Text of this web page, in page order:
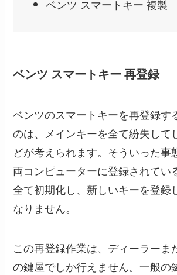
ベンツ スマートキー 複製
ベンツ スマートキー 再登録
ベンツのスマートキーを再登録す
のは、メインキーを全て紛失して
どが考えられます。そういった事
両コンピューターに登録されてい
全て初期化し、新しいキーを登録
なりません。
この再登録作業は、ディーラーま
の鍵屋でしか行えません。一般の